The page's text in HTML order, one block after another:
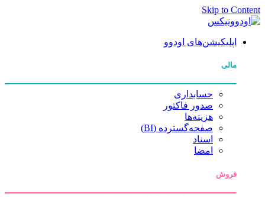
Skip to
اپلیکیشن‌های اودوو
حسابداری
صدور فاکتور
هزینه‌ها
صفحه‌گسترده (BI)
اسناد
امضا
فروش